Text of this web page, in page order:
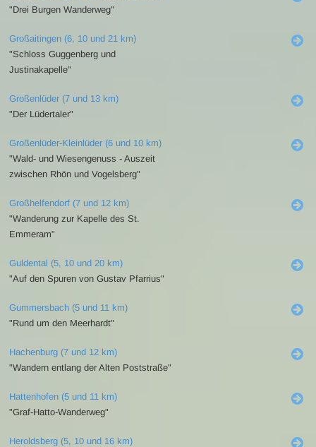
"Drei Burgen Wanderweg"
Großaitingen (6, 10 und 21 km)
"Schloss Guggenberg und
Justinakapelle"
Großenlüder (7 und 13 km)
"Der Lüdertaler"
Großenlüder-Kleinlüder (6 und 10 km)
"Wald- und Wiesengenuss - Auszeit
zwischen Rhön und Vogelsberg"
Großhelfendorf (7 und 12 km)
"Wanderung zur Kapelle des St.
Emmeram"
Guldental (5, 10 und 20 km)
"Auf den Spuren von Gustav Pfarrius"
Gummersbach (5 und 11 km)
"Rund um den Meerhardt"
Hachenburg (7 und 12 km)
"Wandern entlang der Alten Poststraße"
Hattenhofen (5 und 11 km)
"Graf-Hatto-Wanderweg"
Heroldsberg (5, 10 und 16 km)